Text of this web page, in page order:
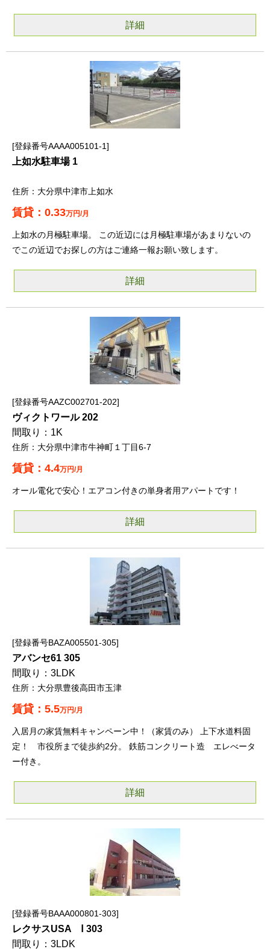
詳細
登録番号AAAA005101-1
上如水駐車場 1
大分県中津市上如水
0.33万円/月
上如水の月極駐車場。 この近辺には月極駐車場があまりないの
でこの近辺でお探しの方はご連絡一報お願い致します。
詳細
登録番号AAZC002701-202
ヴィクトワール 202
1K
大分県中津市牛神町１丁目6-7
4.4万円/月
オール電化で安心！エアコン付きの単身者用アパートです！
詳細
登録番号BAZA005501-305
アバンセ61 305
3LDK
大分県豊後高田市玉津
5.5万円/月
入居月の家賃無料キャンペーン中！（家賃のみ） 上下水道料固
定！ 市役所まで徒歩約2分。 鉄筋コンクリート造 エレべータ
ー付き。
詳細
登録番号BAAA000801-303
レクサスUSA Ⅰ 303
3LDK